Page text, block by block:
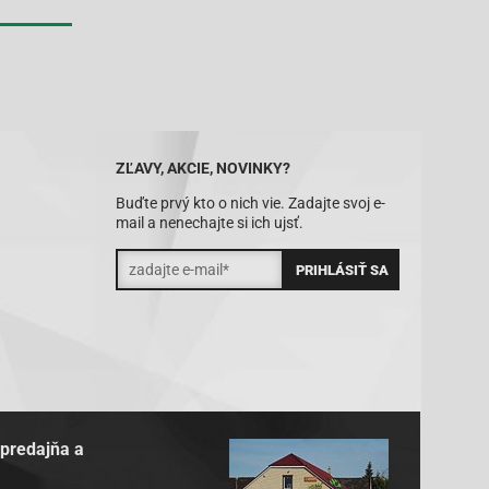
ZĽAVY, AKCIE, NOVINKY?
Buďte prvý kto o nich vie. Zadajte svoj e-
mail a nenechajte si ich ujsť.
a